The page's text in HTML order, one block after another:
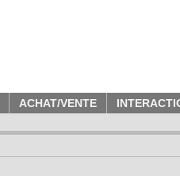
ACHAT/VENTE